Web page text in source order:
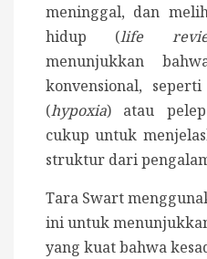
meninggal, dan
hidup (life
menunjukkan
konvensional,
(hypoxia) atau
cukup untuk
struktur dari
Tara Swart
ini untuk
yang kuat bahwa